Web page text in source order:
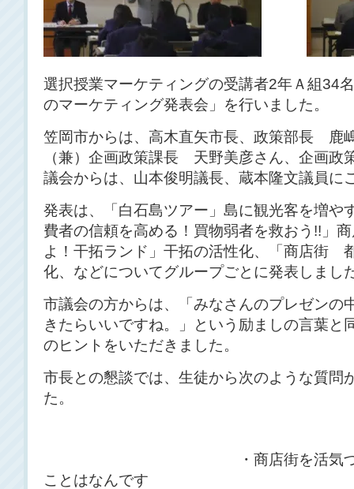
選択授業マーケティングの受講者2年Ａ組34
のマーケティング発表会」を行いました。
笠岡市からは、高木直矢市長、政策部長 鹿
（兼）企画政策課長 天野美彦さん、企画
議会からは、山本俊明議長、蔵本隆文議員に
発表は、「白石島ツアー」島に観光客を増や
費者の信頼を高める！買物弱者を救おう!!」
よ！干拓ランド」干拓の活性化、「商店街
化、などについてグループごとに発表しまし
市議会の方からは、「みなさんのプレゼンの
きたらいいですね。」という励ましの言葉と
のヒントをいただきました。
市長との懇談では、生徒から次のような質問
た
・商店街を活気づけるため
ことはなんです